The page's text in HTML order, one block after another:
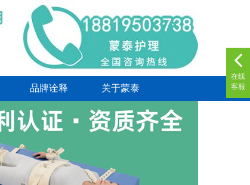
品牌诠释 关于蒙泰
在线
客服